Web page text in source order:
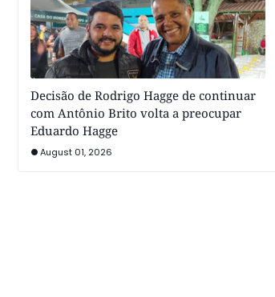
Decisão de Rodrigo Hagge de continuar
com Antônio Brito volta a preocupar
Eduardo Hagge
August 01, 2026